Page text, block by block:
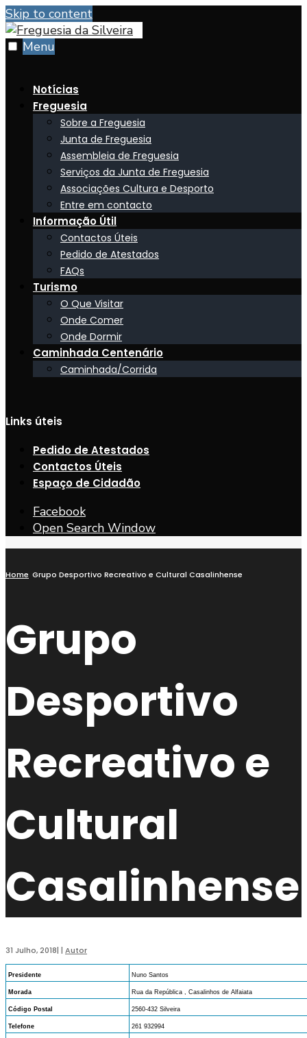
Skip to content
Menu
Notícias
Freguesia
Sobre a Freguesia
Junta de Freguesia
Assembleia de Freguesia
Serviços da Junta de Freguesia
Associações Cultura e Desporto
Entre em contacto
Informação Útil
Contactos Úteis
Pedido de Atestados
FAQs
Turismo
O Que Visitar
Onde Comer
Onde Dormir
Caminhada Centenário
Caminhada/Corrida
Links úteis
Pedido de Atestados
Contactos Úteis
Espaço de Cidadão
Facebook
Open Search Window
Home Grupo Desportivo Recreativo e Cultural Casalinhense
Grupo
Desportivo
Recreativo e
Cultural
Casalinhense
31 Julho, 2018| | Autor
Presidente Nuno Santos
Morada Rua da República , Casalinhos de Alfaiata
Código Postal 2560-432 Silveira
Telefone 261 932994